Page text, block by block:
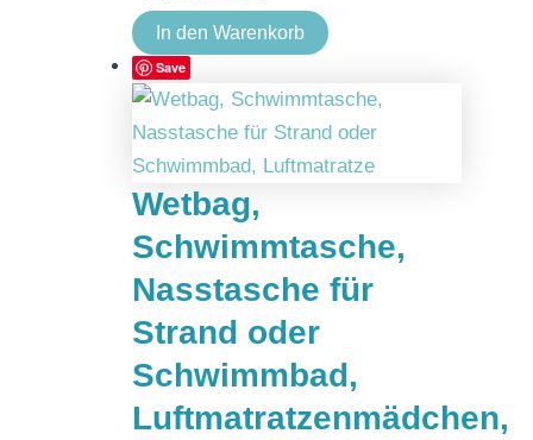
In den Warenkorb
Save
Wetbag,
Schwimmtasche,
Nasstasche für
Strand oder
Schwimmbad,
Luftmatratzenmädchen,